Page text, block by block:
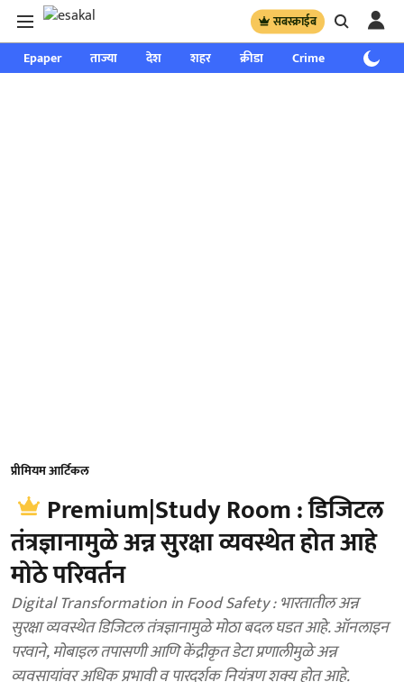
सबस्क्राईब
Epaper ताज्या देश शहर क्रीडा Crime साप्ताहिक
प्रीमियम आर्टिकल
Premium|Study Room : डिजिटल
तंत्रज्ञानामुळे अन्न सुरक्षा व्यवस्थेत होत आहे
मोठे परिवर्तन
Digital Transformation in Food Safety : भारतातील अन्न
सुरक्षा व्यवस्थेत डिजिटल तंत्रज्ञानामुळे मोठा बदल घडत आहे. ऑनलाइन
परवाने, मोबाइल तपासणी आणि केंद्रीकृत डेटा प्रणालीमुळे अन्न
व्यवसायांवर अधिक प्रभावी व पारदर्शक नियंत्रण शक्य होत आहे.